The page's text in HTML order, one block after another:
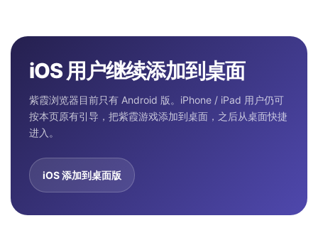
iOS 用户继续添加到桌面
紫霞浏览器目前只有 Android 版。iPhone / iPad 用户仍可
按本页原有引导，把紫霞游戏添加到桌面，之后从桌面快捷
进入。
iOS 添加到桌面版